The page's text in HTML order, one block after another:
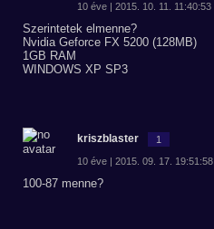
10 éve | 2015. 10. 11. 11:40:53
Szerintetek elmenne?
Nvidia Geforce FX 5200 (128MB)
1GB RAM
WINDOWS XP SP3
kriszblaster 1
10 éve | 2015. 09. 17. 19:51:58
100-87 menne?